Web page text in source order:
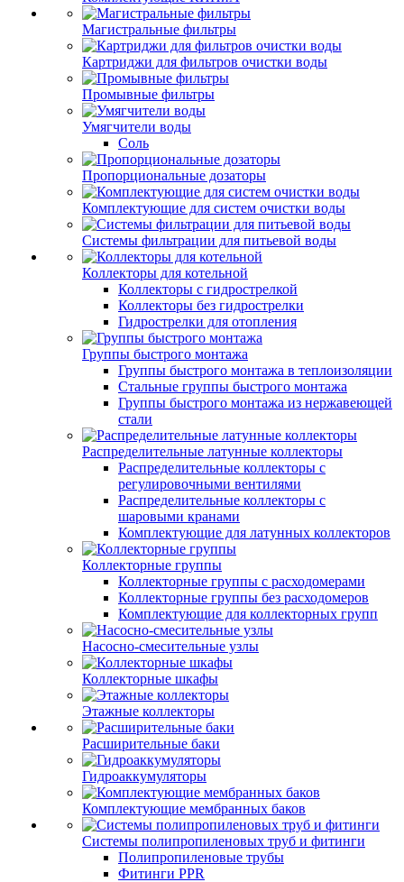
Магистральные фильтры
Картриджи для фильтров очистки воды
Промывные фильтры
Умягчители воды
Соль
Пропорциональные дозаторы
Комплектующие для систем очистки воды
Системы фильтрации для питьевой воды
Коллекторы для котельной
Коллекторы с гидрострелкой
Коллекторы без гидрострелки
Гидрострелки для отопления
Группы быстрого монтажа
Группы быстрого монтажа в теплоизоляции
Стальные группы быстрого монтажа
Группы быстрого монтажа из нержавеющей
стали
Распределительные латунные коллекторы
Распределительные коллекторы с
регулировочными вентилями
Распределительные коллекторы с
шаровыми кранами
Комплектующие для латунных коллекторов
Коллекторные группы
Коллекторные группы с расходомерами
Коллекторные группы без расходомеров
Комплектующие для коллекторных групп
Насосно-смесительные узлы
Коллекторные шкафы
Этажные коллекторы
Расширительные баки
Гидроаккумуляторы
Комплектующие мембранных баков
Системы полипропиленовых труб и фитинги
Полипропиленовые трубы
Фитинги PPR